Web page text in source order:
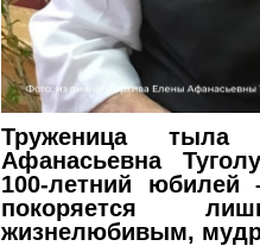
Труженица
Афанасьевна
100-летний юбилей
покоряется
жизнелюбивым,